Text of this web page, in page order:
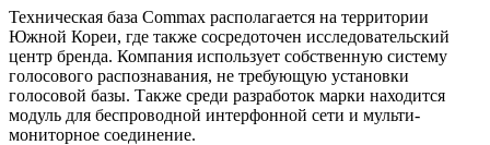
Техническая база Commax располагается на территории
Южной Кореи, где также сосредоточен исследовательский
центр бренда. Компания использует собственную систему
голосового распознавания, не требующую установки
голосовой базы. Также среди разработок марки находится
модуль для беспроводной интерфонной сети и мульти-
мониторное соединение.